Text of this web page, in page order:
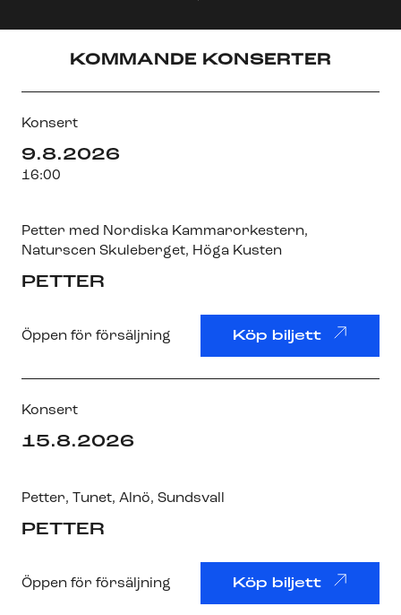
KOMMANDE KONSERTER
Konsert
9.8.2026
16:00
Petter med Nordiska Kammarorkestern,
Naturscen Skuleberget, Höga Kusten
PETTER
Öppen för försäljning Köp biljett
Konsert
15.8.2026
Petter, Tunet, Alnö, Sundsvall
PETTER
Öppen för försäljning Köp biljett